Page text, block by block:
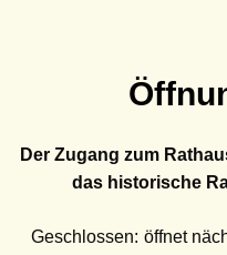
Der Zugang zum
das historische
Klicken, um weitere
Geschlossen: öffnet